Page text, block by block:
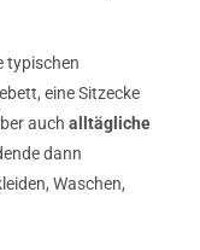
typischen
eine Sitzecke
auch alltägliche
dann
Waschen,